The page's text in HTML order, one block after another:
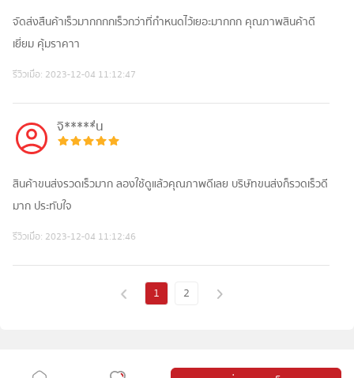
จัดส่งสืนค้าเร็วมาก​กกกเร็วกว่าที่กำหนดไว้เยอะมากกก​ คุณภาพสินค้าดี
เยี่ยม​ คุ้มราคาา
รีวิวเมื่อ: 2023-12-04 11:12:47
จิ*****่น
สินค้าขนส่งรวดเร็วมาก ลองใช้ดูแล้วคุณภาพดีเลย บริษัทขนส่งก็รวดเร็วดี
มาก ประทับใจ
รีวิวเมื่อ: 2023-12-04 11:12:46
1 2